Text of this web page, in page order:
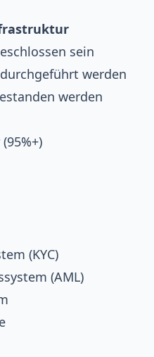
sein
werden
werden
(KYC)
(AML)